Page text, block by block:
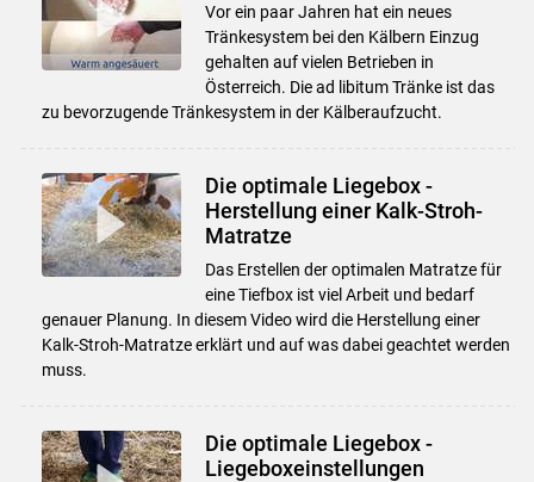
Vor ein paar Jahren hat ein neues
Tränkesystem bei den Kälbern Einzug
gehalten auf vielen Betrieben in
Österreich. Die ad libitum Tränke ist das
zu bevorzugende Tränkesystem in der Kälberaufzucht.
Die optimale Liegebox -
Herstellung einer Kalk-Stroh-
Matratze
Das Erstellen der optimalen Matratze für
eine Tiefbox ist viel Arbeit und bedarf
genauer Planung. In diesem Video wird die Herstellung einer
Kalk-Stroh-Matratze erklärt und auf was dabei geachtet werden
muss.
Die optimale Liegebox -
Liegeboxeinstellungen